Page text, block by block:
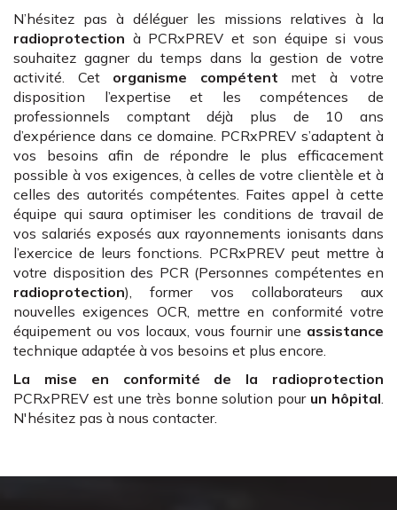
N’hésitez pas à déléguer les missions relatives à la
radioprotection à PCRxPREV et son équipe si vous
souhaitez gagner du temps dans la gestion de votre
activité. Cet organisme compétent met à votre
disposition l’expertise et les compétences de
professionnels comptant déjà plus de 10 ans
d’expérience dans ce domaine. PCRxPREV s’adaptent à
vos besoins afin de répondre le plus efficacement
possible à vos exigences, à celles de votre clientèle et à
celles des autorités compétentes. Faites appel à cette
équipe qui saura optimiser les conditions de travail de
vos salariés exposés aux rayonnements ionisants dans
l’exercice de leurs fonctions. PCRxPREV peut mettre à
votre disposition des PCR (Personnes compétentes en
radioprotection), former vos collaborateurs aux
nouvelles exigences OCR, mettre en conformité votre
équipement ou vos locaux, vous fournir une assistance
technique adaptée à vos besoins et plus encore.
La mise en conformité de la radioprotection
PCRxPREV est une très bonne solution pour un hôpital
N'hésitez pas à nous contacter.